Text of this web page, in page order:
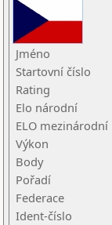
Jméno
Startovní číslo
Rating
Elo národní
ELO mezinárodní
Výkon
Body
Pořadí
Federace
Ident-číslo